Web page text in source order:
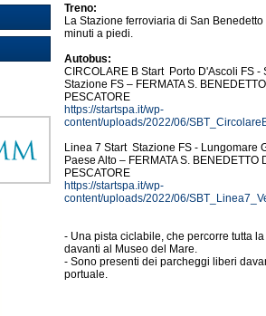
Treno:
La Stazione ferroviaria di San
minuti a piedi.
Autobus:
CIRCOLARE B Start Porto D'Ascoli FS -
Stazione FS – FERMATA S.
PESCATORE
https://startspa.it/wp-
content/uploads/2022/06/
Linea 7 Start Stazione FS - Lungomare
Paese Alto – FERMATA S. BENEDETTO
PESCATORE
https://startspa.it/wp-
content/uploads/2022/06/
- Una pista ciclabile, che percorre tutta
davanti al Museo del Mare.
- Sono presenti dei parcheggi liberi
portuale.